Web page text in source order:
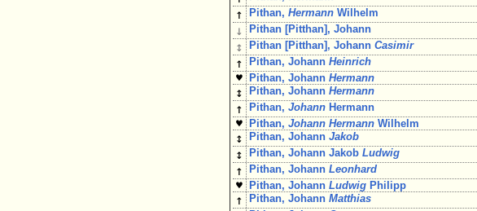
↑ Pithan,Hermann Wilhelm
↓ Pithan [Pitthan], Johann
↕ Pithan [Pitthan], JohannCasimir
↑ Pithan, JohannHeinrich
♥
Pithan, JohannHermann
↕ Pithan, JohannHermann
↑ Pithan,Johann Hermann
♥
Pithan,Johann Hermann Wilhelm
↕ Pithan, JohannJakob
↕ Pithan, Johann JakobLudwig
↑ Pithan, JohannLeonhard
♥
Pithan, JohannLudwig Philipp
↑ Pithan, JohannMatthias